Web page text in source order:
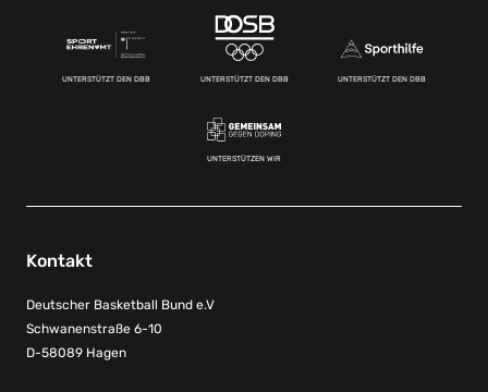
UNTERSTÜTZT DEN DBB UNTERSTÜTZT DEN DBB UNTERSTÜTZT DEN DBB
UNTERSTÜTZEN WIR
Kontakt
Deutscher Basketball Bund e.V
Schwanenstraße 6-10
D-58089 Hagen